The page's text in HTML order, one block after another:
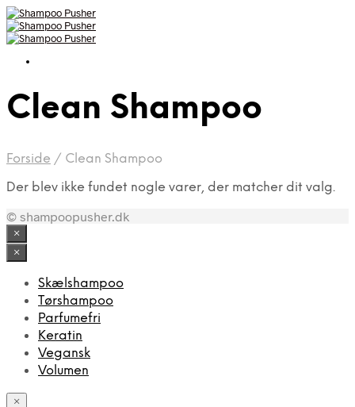
Clean Shampoo
Forside / Clean Shampoo
Der blev ikke fundet nogle varer, der matcher dit valg.
© shampoopusher.dk
×
×
Skælshampoo
Tørshampoo
Parfumefri
Keratin
Vegansk
Volumen
×